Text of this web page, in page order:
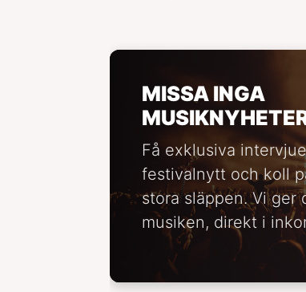
MISSA INGA
Få exklusiva
festivalnytt och koll
stora släppen. Vi ger
musiken, direkt i